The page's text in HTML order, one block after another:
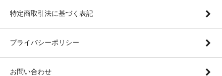
特定商取引法に基づく表記
プライバシーポリシー
お問い合わせ